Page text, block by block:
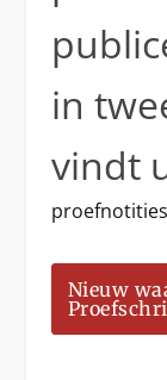
in
vindt
proefnotities
Nieuw